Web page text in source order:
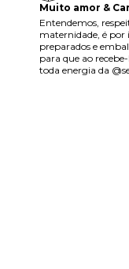
Muito amor &
Entendemos,
maternidade, é por
preparados e
para que ao
toda energia da